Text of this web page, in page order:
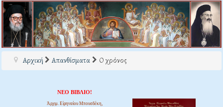
Αρχική Απανθίσματα Ο χρόνος
ΝΕΟ ΒΙΒΛΙΟ!
Ἀρχιμ. Εἰρηναίου Μπουσδέκη,